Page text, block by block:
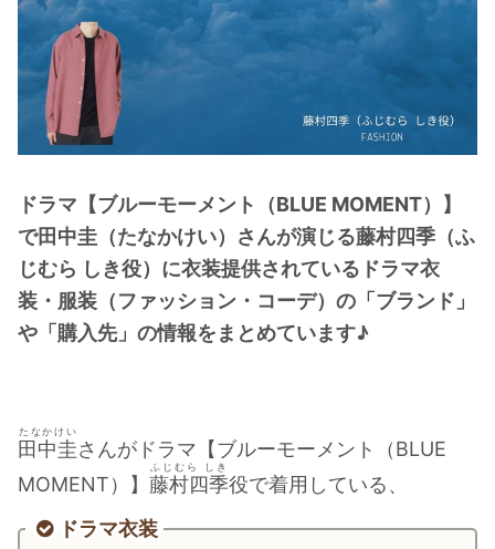
・田辺桃子
滝沢カレン
・トリンドル玲奈
深田恭子
・北川景子
・橋本環奈
【よく検索されてる男性芸能人】
・ 目黒蓮
・赤楚衛二
・木村拓哉（キムタク）
・佐藤健
ドラマ【ブルーモーメント（BLUE MOMENT）】
で田中圭（たなかけい）さんが演じる藤村四季（ふ
じむら しき役）に衣装提供されているドラマ衣
装・服装（ファッション・コーデ）の「ブランド」
や「購入先」の情報をまとめています♪
田中圭
たなかけい
さんがドラマ【ブルーモーメント（BLUE
MOMENT）】 藤村四季
ふじむら しき
役で着用している、
ドラマ衣装